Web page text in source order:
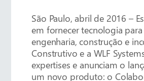
São Paulo, abril de 2016 –
em fornecer tecnologia
engenharia, construção e
Construtivo e a WLF
expertises e anunciam o
um novo produto: o